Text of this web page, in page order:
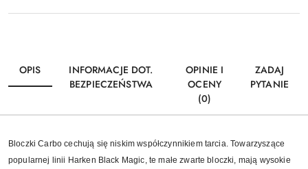
OPIS
INFORMACJE DOT.
BEZPIECZEŃSTWA
OPINIE I
OCENY
(0)
ZADAJ
PYTANIE
Bloczki Carbo cechują się niskim współczynnikiem tarcia. Towarzyszące
popularnej linii Harken Black Magic, te małe zwarte bloczki, mają wysokie